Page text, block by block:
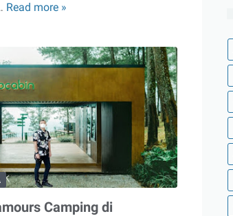
Read more »
Ala
Betawi
di
Kitchen
Bandung
Camping di